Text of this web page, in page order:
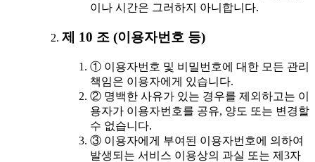
이나 시간은 그러하지 아니합니다.
제 10 조 (이용자번호 등)
① 이용자번호 및 비밀번호에 대한 모든 관리
책임은 이용자에게 있습니다.
② 명백한 사유가 있는 경우를 제외하고는 이
용자가 이용자번호를 공유, 양도 또는 변경할
수 없습니다.
③ 이용자에게 부여된 이용자번호에 의하여
발생되는 서비스 이용상의 과실 또는 제3자